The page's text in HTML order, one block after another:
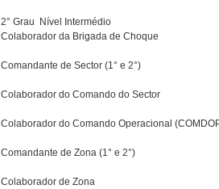
2° Grau  Nível Intermédio
Colaborador da Brigada de Choque
Comandante de Sector (1° e 2°)
Colaborador do Comando do Sector
Colaborador do Comando Operacional
Comandante de Zona (1° e 2°)
Colaborador de Zona